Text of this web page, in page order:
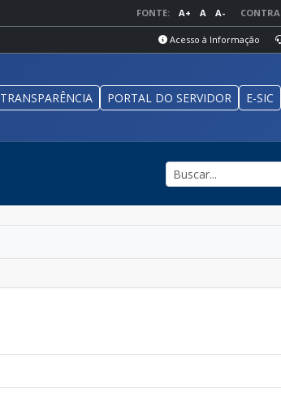
FONTE: A+ A A-
Acesso à Informação
TRANSPARÊNCIA PORTAL DO SERVIDOR E-SIC